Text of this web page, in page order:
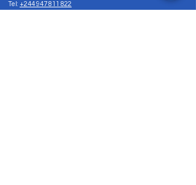
Tel: +244 947 811 822